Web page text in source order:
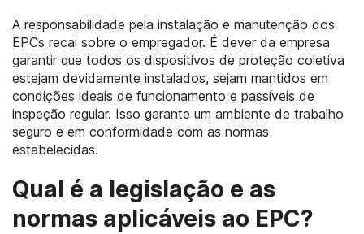
A responsabilidade pela instalação e manutenção dos
EPCs recai sobre o empregador. É dever da empresa
garantir que todos os dispositivos de proteção coletiva
estejam devidamente instalados, sejam mantidos em
condições ideais de funcionamento e passíveis de
inspeção regular. Isso garante um ambiente de trabalho
seguro e em conformidade com as normas
estabelecidas.
Qual é a legislação e as
normas aplicáveis ao EPC?